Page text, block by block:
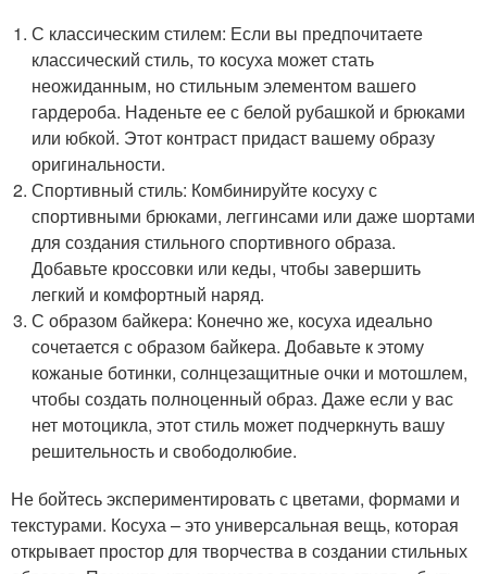
С классическим стилем: Если вы предпочитаете
классический стиль, то косуха может стать
неожиданным, но стильным элементом вашего
гардероба. Наденьте ее с белой рубашкой и брюками
или юбкой. Этот контраст придаст вашему образу
оригинальности.
Спортивный стиль: Комбинируйте косуху с
спортивными брюками, леггинсами или даже шортами
для создания стильного спортивного образа.
Добавьте кроссовки или кеды, чтобы завершить
легкий и комфортный наряд.
С образом байкера: Конечно же, косуха идеально
сочетается с образом байкера. Добавьте к этому
кожаные ботинки, солнцезащитные очки и мотошлем,
чтобы создать полноценный образ. Даже если у вас
нет мотоцикла, этот стиль может подчеркнуть вашу
решительность и свободолюбие.
Не бойтесь экспериментировать с цветами, формами и
текстурами. Косуха – это универсальная вещь, которая
открывает простор для творчества в создании стильных